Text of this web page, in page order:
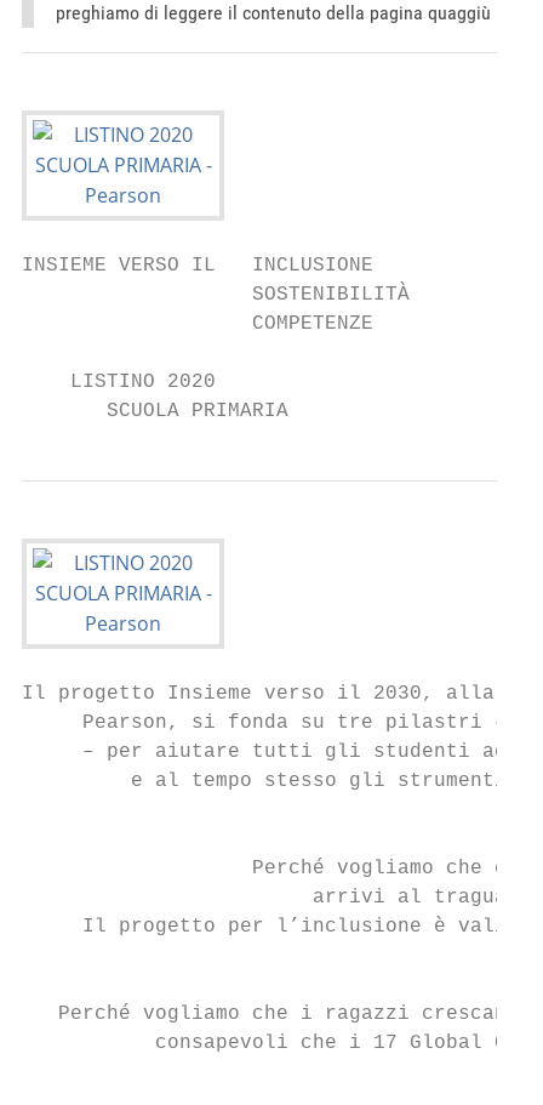
preghiamo di leggere il contenuto della pagina quaggiù
INSIEME VERSO IL   INCLUSIONE
                   SOSTENIBILITÀ
                   COMPETENZE
    LISTINO 2020
       SCUOLA PRIMARIA
Il progetto Insieme verso il 2030, alla
Pearson, si fonda su tre pilastri –
– per aiutare tutti gli studenti ad
e al tempo stesso gli strumenti
Perché vogliamo che
arrivi al
Il progetto per l’inclusione è
Perché vogliamo che i ragazzi crescano
consapevoli che i 17 Global